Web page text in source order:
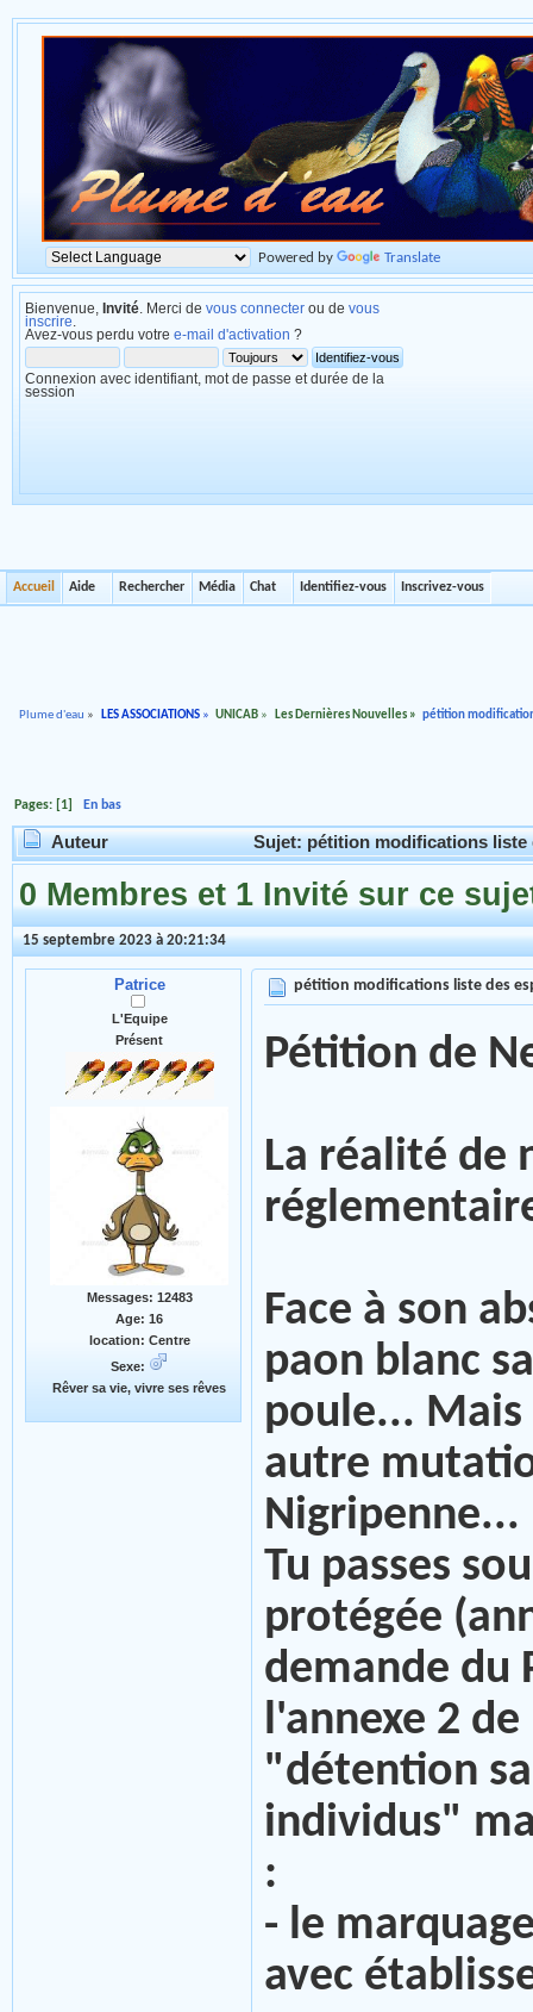
Powered by Translate
Bienvenue, Invité . Merci de vous connecter ou de vous
inscrire
Avez-vous perdu votre e-mail d'activation ?
Connexion avec identifiant, mot de passe et durée de la
session
Accueil Aide Rechercher Média Chat Identifiez-vous Inscrivez-vous
Plume d'eau » LES ASSOCIATIONS» UNICAB » Les Dernières Nouvelles» pétition
Pages: [1]En bas
Auteur Sujet: pétition modifications liste
0 Membres et 1 Invité sur ce
15 septembre 2023 à 20:21:34
Patrice
L'Equipe
Présent
Messages: 12483
Age: 16
location: Centre
Sexe:
Rêver sa vie, vivre ses rêves
pétition modifications liste des
Pétition de
La réalité de
Face à son
paon blanc
poule...
autre
Nigripenne...
Tu passes
protégée
demande du
l'annexe 2
"détention
individus"
:
- le
avec